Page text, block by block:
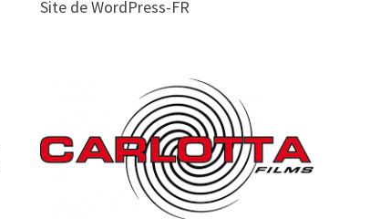
Site de WordPress-FR